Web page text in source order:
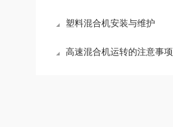
塑料混合机安装与维护
高速混合机运转的注意事项